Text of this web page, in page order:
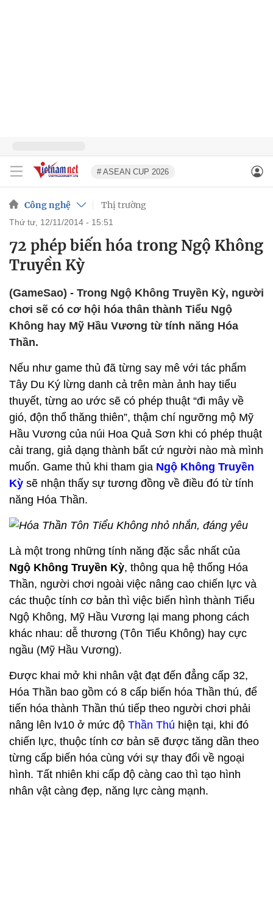
# ASEAN CUP 2026
Công nghệ Thị trường
thứ tư, 12/11/2014 - 15:51
72 phép biến hóa trong Ngộ Không
Truyền Kỳ
(GameSao) - Trong Ngộ Không Truyền Kỳ, người
chơi sẽ có cơ hội hóa thân thành Tiểu Ngộ
Không hay Mỹ Hầu Vương từ tính năng Hóa
Thần.
Nếu như game thủ đã từng say mê với tác phẩm
Tây Du Ký lừng danh cả trên màn ảnh hay tiểu
thuyết, từng ao ước sẽ có phép thuật “đi mây về
gió, độn thổ thăng thiên”, thậm chí ngưỡng mộ Mỹ
Hầu Vương của núi Hoa Quả Sơn khi có phép thuật
cải trang, giả dạng thành bất cứ người nào mà mình
muốn. Game thủ khi tham gia Ngộ Không Truyền
Kỳ sẽ nhận thấy sự tương đồng về điều đó từ tính
năng Hóa Thần.
Là một trong những tính năng đặc sắc nhất của
Ngộ Không Truyền Kỳ, thông qua hệ thống Hóa
Thần, người chơi ngoài việc nâng cao chiến lực và
các thuộc tính cơ bản thì việc biến hình thành Tiểu
Ngộ Không, Mỹ Hầu Vương lại mang phong cách
khác nhau: dễ thương (Tôn Tiểu Không) hay cực
ngầu (Mỹ Hầu Vương).
Được khai mở khi nhân vật đạt đến đẳng cấp 32,
Hóa Thần bao gồm có 8 cấp biến hóa Thần thú, để
tiến hóa thành Thần thú tiếp theo người chơi phải
nâng lên lv10 ở mức độ Thần Thú hiện tại, khi đó
chiến lực, thuộc tính cơ bản sẽ được tăng dần theo
từng cấp biến hóa cùng với sự thay đổi về ngoại
hình. Tất nhiên khi cấp độ càng cao thì tạo hình
nhân vật càng đẹp, năng lực càng mạnh.